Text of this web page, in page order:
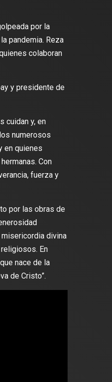
por la
pandemia. Reza
colaboran
y presidente de
cuidan y, en
numerosos
en quienes
Con
fuerza y
por las obras de
divina
En
nace de la
de Cristo”.